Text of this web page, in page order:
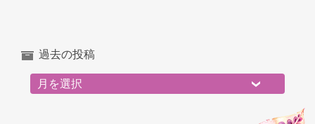
過去の投稿
過去の投稿